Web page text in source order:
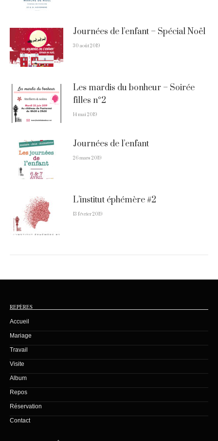
Journées de l’enfant – Spécial Noël
30 août 2019
Les mardis du bonheur – Soirée
filles n°2
14 mai 2019
Journées de l’enfant
26 mars 2019
L’institut éphémère #2
13 février 2019
REPÈRES
Accueil
Mariage
Travail
Visite
Album
Repos
Réservation
Contact